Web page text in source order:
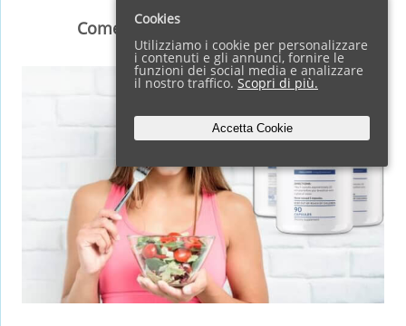
Come perdere peso velocemente
Cookies
Utilizziamo i cookie per personalizzare
i contenuti e gli annunci, fornire le
funzioni dei social media e analizzare
il nostro traffico. Scopri di più.
Accetta Cookie